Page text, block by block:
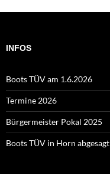
INFOS
Boots TÜV am 1.6.2026
Termine 2026
Bürgermeister Pokal 2025
Boots TÜV in Horn abgesagt